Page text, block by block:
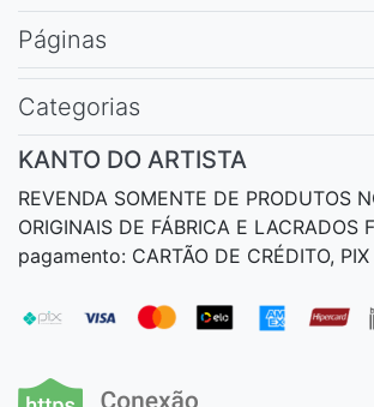
Páginas
Categorias
KANTO DO ARTISTA
REVENDA SOMENTE DE PRODUTOS
ORIGINAIS DE FÁBRICA E LACRADOS
pagamento: CARTÃO DE CRÉDITO,